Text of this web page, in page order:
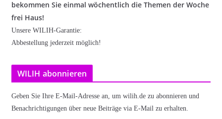
bekommen Sie einmal wöchentlich die Themen der Woche
frei Haus!
Unsere WILIH-Garantie:
Abbestellung jederzeit möglich!
WILIH abonnieren
Geben Sie Ihre E-Mail-Adresse an, um wilih.de zu abonnieren und
Benachrichtigungen über neue Beiträge via E-Mail zu erhalten.